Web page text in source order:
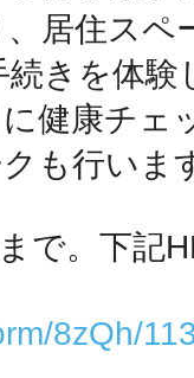
居住スペ
きを体
健康チェ
も行いま
で。下記
8zQh/
池袋
生駒
秋葉原